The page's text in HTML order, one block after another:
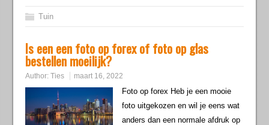
Tuin
Is een een foto op forex of foto op glas
bestellen moeilijk?
Author:Ties maart 16, 2022
Foto op forex Heb je een mooie
foto uitgekozen en wil je eens wat
anders dan een normale afdruk op